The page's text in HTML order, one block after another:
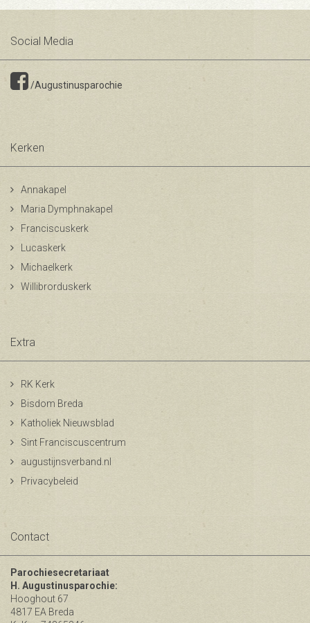
Social Media
/Augustinusparochie
Kerken
Annakapel
Maria Dymphnakapel
Franciscuskerk
Lucaskerk
Michaelkerk
Willibrorduskerk
Extra
RK Kerk
Bisdom Breda
Katholiek Nieuwsblad
Sint Franciscuscentrum
augustijnsverband.nl
Privacybeleid
Contact
Parochiesecretariaat
H. Augustinusparochie:
Hooghout 67
4817 EA Breda